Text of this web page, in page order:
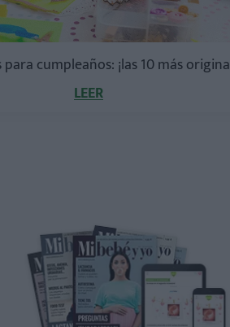
cumpleaños: ¡las 10 más
LEER